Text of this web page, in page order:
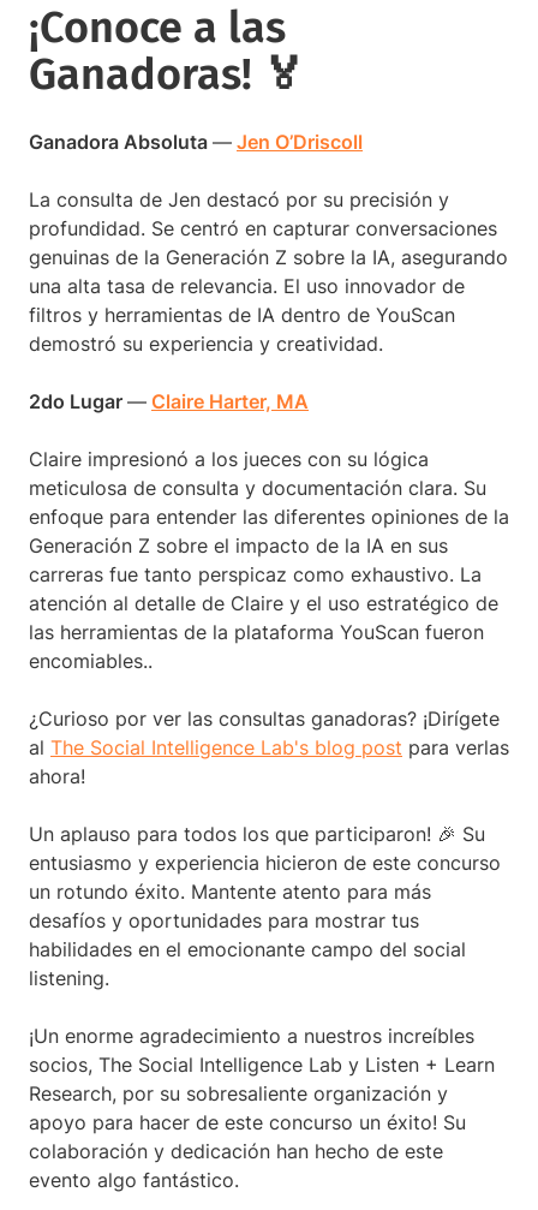
¡Conoce a las
Ganadoras! 🏅
Ganadora Absoluta — Jen O’Driscoll
La consulta de Jen destacó por su precisión y
profundidad. Se centró en capturar conversaciones
genuinas de la Generación Z sobre la IA, asegurando
una alta tasa de relevancia. El uso innovador de
filtros y herramientas de IA dentro de YouScan
demostró su experiencia y creatividad.
2do Lugar — Claire Harter, MA
Claire impresionó a los jueces con su lógica
meticulosa de consulta y documentación clara. Su
enfoque para entender las diferentes opiniones de la
Generación Z sobre el impacto de la IA en sus
carreras fue tanto perspicaz como exhaustivo. La
atención al detalle de Claire y el uso estratégico de
las herramientas de la plataforma YouScan fueron
encomiables.‍.‍
¿Curioso por ver las consultas ganadoras? ¡Dirígete
al The Social Intelligence Lab's blog post para verlas
ahora!
Un aplauso para todos los que participaron! 🎉 Su
entusiasmo y experiencia hicieron de este concurso
un rotundo éxito. Mantente atento para más
desafíos y oportunidades para mostrar tus
habilidades en el emocionante campo del social
listening.
¡Un enorme agradecimiento a nuestros increíbles
socios, The Social Intelligence Lab y Listen + Learn
Research, por su sobresaliente organización y
apoyo para hacer de este concurso un éxito! Su
colaboración y dedicación han hecho de este
evento algo fantástico.